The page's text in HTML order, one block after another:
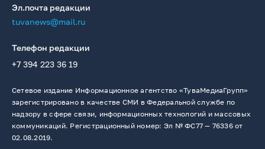
Эл.почта редакции
tuvanews@mail.ru
Телефон редакции
+7 394 223 36 19
Сетевое издание Информационное агентство «ТуваМедиаГрупп»
зарегистрировано в качестве СМИ в Федеральной службе по
надзору в сфере связи, информационных технологий и массовых
коммуникаций. Регистрационный номер: Эл № ФС77 — 76336 от
02.08.2019.